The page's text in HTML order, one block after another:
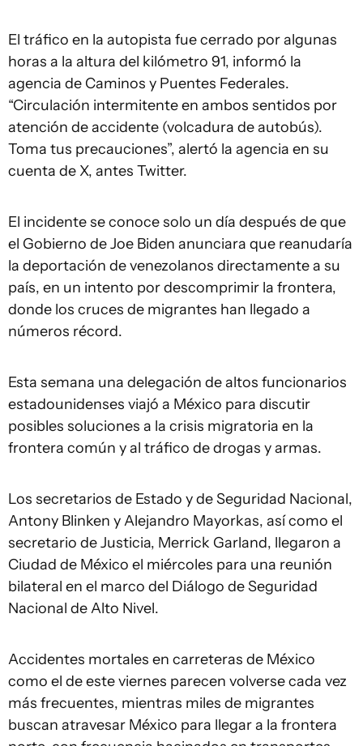
El tráfico en la autopista fue cerrado por algunas
horas a la altura del kilómetro 91, informó la
agencia de Caminos y Puentes Federales.
“Circulación intermitente en ambos sentidos por
atención de accidente (volcadura de autobús).
Toma tus precauciones”, alertó la agencia en su
cuenta de X, antes Twitter.
El incidente se conoce solo un día después de que
el Gobierno de Joe Biden anunciara que reanudaría
la deportación de venezolanos directamente a su
país, en un intento por descomprimir la frontera,
donde los cruces de migrantes han llegado a
números récord.
Esta semana una delegación de altos funcionarios
estadounidenses viajó a México para discutir
posibles soluciones a la crisis migratoria en la
frontera común y al tráfico de drogas y armas.
Los secretarios de Estado y de Seguridad Nacional,
Antony Blinken y Alejandro Mayorkas, así como el
secretario de Justicia, Merrick Garland, llegaron a
Ciudad de México el miércoles para una reunión
bilateral en el marco del Diálogo de Seguridad
Nacional de Alto Nivel.
Accidentes mortales en carreteras de México
como el de este viernes parecen volverse cada vez
más frecuentes, mientras miles de migrantes
buscan atravesar México para llegar a la frontera